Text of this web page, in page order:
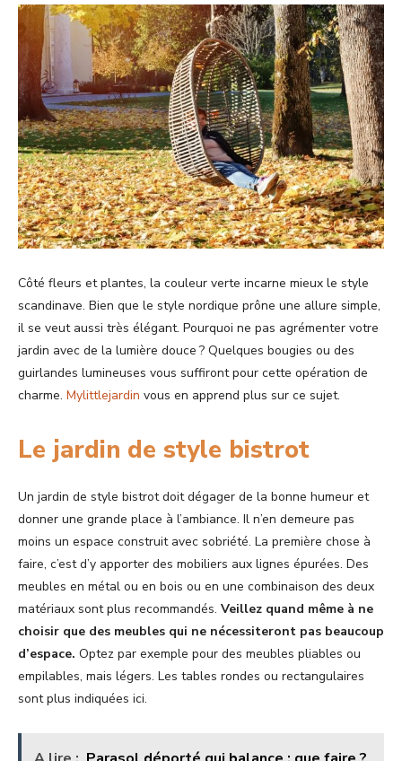
Côté fleurs et plantes, la couleur verte incarne mieux le style
scandinave. Bien que le style nordique prône une allure simple,
il se veut aussi très élégant. Pourquoi ne pas agrémenter votre
jardin avec de la lumière douce ? Quelques bougies ou des
guirlandes lumineuses vous suffiront pour cette opération de
charme. Mylittlejardin vous en apprend plus sur ce sujet.
Le jardin de style bistrot
Un jardin de style bistrot doit dégager de la bonne humeur et
donner une grande place à l’ambiance. Il n’en demeure pas
moins un espace construit avec sobriété. La première chose à
faire, c’est d’y apporter des mobiliers aux lignes épurées. Des
meubles en métal ou en bois ou en une combinaison des deux
matériaux sont plus recommandés. Veillez quand même à ne
choisir que des meubles qui ne nécessiteront pas beaucoup
d’espace. Optez par exemple pour des meubles pliables ou
empilables, mais légers. Les tables rondes ou rectangulaires
sont plus indiquées ici.